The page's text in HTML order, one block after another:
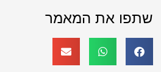
שתפו את המאמר